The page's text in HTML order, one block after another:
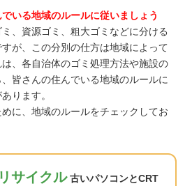
いる地域のルールに従いましょう
、資源ゴミ、粗大ゴミなどに分ける
が、この分別の仕方は地域によって
、各自治体のゴミ処理方法や施設の
皆さんの住んでいる地域のルールに
ります。
に、地域のルールをチェックしてお
サイクル 古いパソコンとCRT